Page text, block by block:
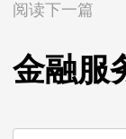
阅读下一篇
金融服